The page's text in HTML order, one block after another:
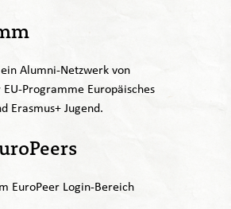
Alumni-Netzwerk von
Programme Europäisches
Erasmus+ Jugend.
EuroPeer Login-Bereich